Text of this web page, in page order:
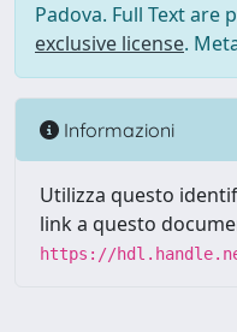
Padova. Full Text are
exclusive license.
Informazioni
Utilizza questo
link a questo
https://